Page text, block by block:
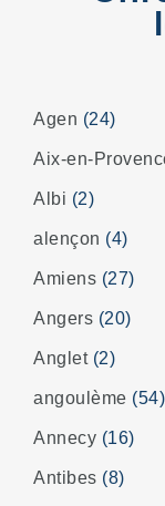
Agen (24)
Aix-en-
Albi (2)
alençon (4)
Amiens (27)
Angers (20)
Anglet (2)
angoulème (54)
Annecy (16)
Antibes (8)